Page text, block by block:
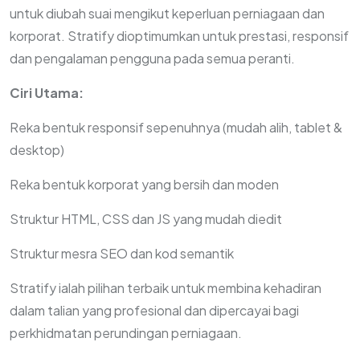
untuk diubah suai mengikut keperluan perniagaan dan
korporat. Stratify dioptimumkan untuk prestasi, responsif
dan pengalaman pengguna pada semua peranti.
Ciri Utama:
Reka bentuk responsif sepenuhnya (mudah alih, tablet &
desktop)
Reka bentuk korporat yang bersih dan moden
Struktur HTML, CSS dan JS yang mudah diedit
Struktur mesra SEO dan kod semantik
Stratify ialah pilihan terbaik untuk membina kehadiran
dalam talian yang profesional dan dipercayai bagi
perkhidmatan perundingan perniagaan.